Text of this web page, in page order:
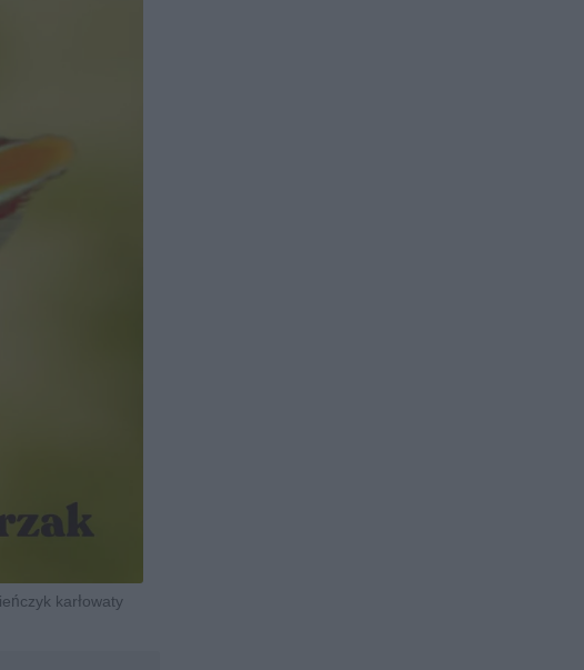
karłowaty